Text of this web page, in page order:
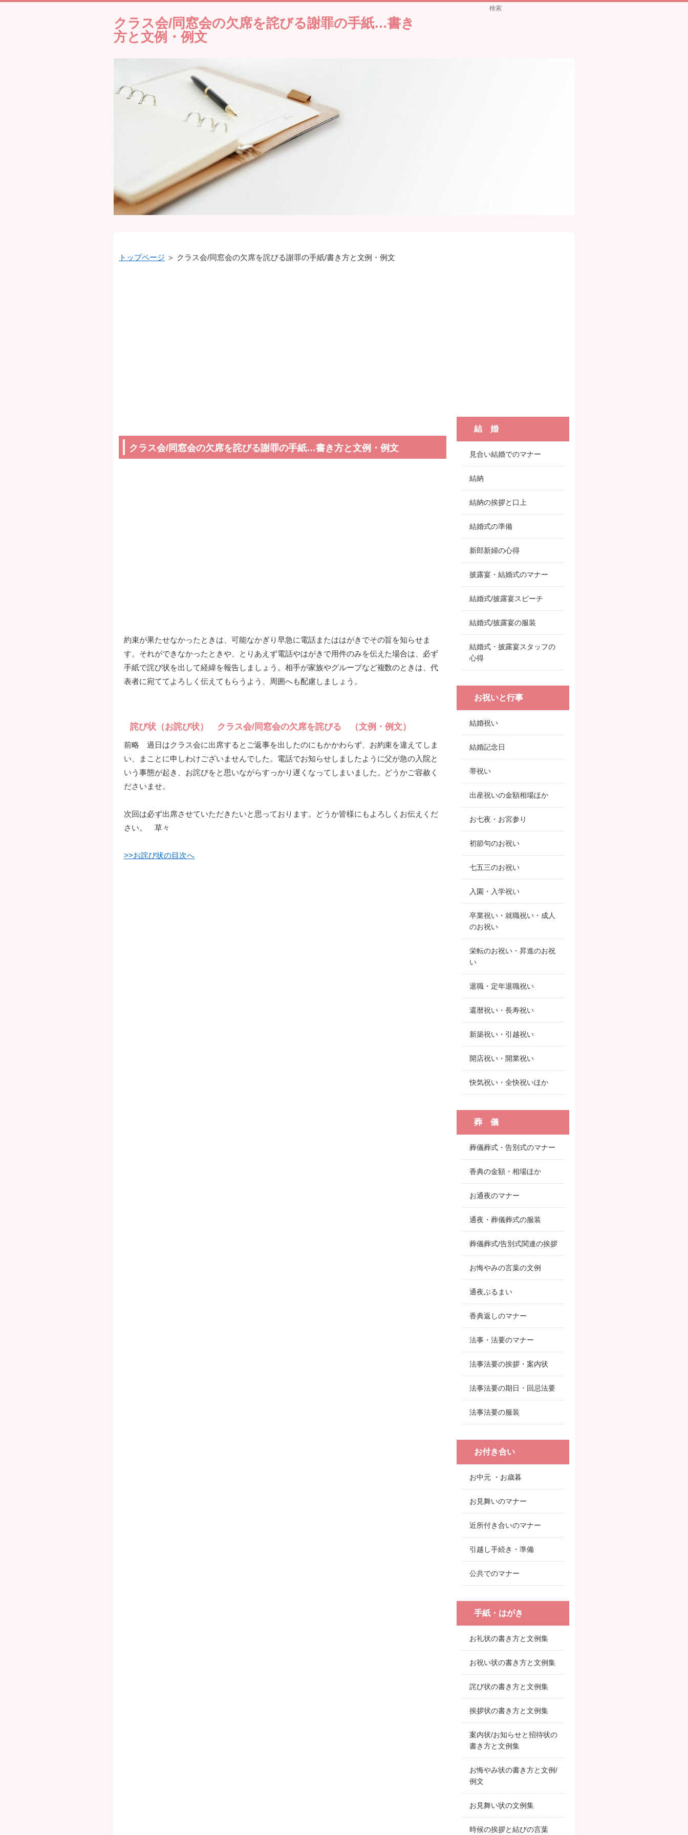
クラス会/同窓会の欠席を詫びる謝罪の手紙…書き
方と文例・例文
トップページ ＞ クラス会/同窓会の欠席を詫びる謝罪の手紙/書き方と文例・例文
クラス会/同窓会の欠席を詫びる謝罪の手紙…書き方と文例・例文
約束が果たせなかったときは、可能なかぎり早急に電話またははがきでその旨を知らせま
す。それができなかったときや、とりあえず電話やはがきで用件のみを伝えた場合は、必ず
手紙で詫び状を出して経緯を報告しましょう。相手が家族やグループなど複数のときは、代
表者に宛ててよろしく伝えてもらうよう、周囲へも配慮しましょう。
詫び状（お詫び状） クラス会/同窓会の欠席を詫びる （文例・例文）
前略 過日はクラス会に出席するとご返事を出したのにもかかわらず、お約束を違えてしま
い、まことに申しわけございませんでした。電話でお知らせしましたように父が急の入院と
いう事態が起き、お詫びをと思いながらすっかり遅くなってしまいました。どうかご容赦く
ださいませ。
次回は必ず出席させていただきたいと思っております。どうか皆様にもよろしくお伝えくだ
さい。 草々
>>お詫び状の目次へ
結 婚
見合い結婚でのマナー
結納
結納の挨拶と口上
結婚式の準備
新郎新婦の心得
披露宴・結婚式のマナー
結婚式/披露宴スピーチ
結婚式/披露宴の服装
結婚式・披露宴スタッフの
心得
お祝いと行事
結婚祝い
結婚記念日
帯祝い
出産祝いの金額相場ほか
お七夜・お宮参り
初節句のお祝い
七五三のお祝い
入園・入学祝い
卒業祝い・就職祝い・成人
のお祝い
栄転のお祝い・昇進のお祝
い
退職・定年退職祝い
還暦祝い・長寿祝い
新築祝い・引越祝い
開店祝い・開業祝い
快気祝い・全快祝いほか
葬 儀
葬儀葬式・告別式のマナー
香典の金額・相場ほか
お通夜のマナー
通夜・葬儀葬式の服装
葬儀葬式/告別式関連の挨拶
お悔やみの言葉の文例
通夜ぶるまい
香典返しのマナー
法事・法要のマナー
法事法要の挨拶・案内状
法事法要の期日・回忌法要
法事法要の服装
お付き合い
お中元 ・お歳暮
お見舞いのマナー
近所付き合いのマナー
引越し手続き・準備
公共でのマナー
手紙・はがき
お礼状の書き方と文例集
お祝い状の書き方と文例集
詫び状の書き方と文例集
挨拶状の書き方と文例集
案内状/お知らせと招待状の
書き方と文例集
お悔やみ状の書き方と文例/
例文
お見舞い状の文例集
時候の挨拶と結びの言葉